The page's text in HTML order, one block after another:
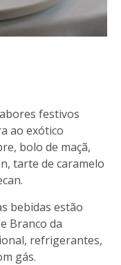
festivos
ao exótico
bolo de maçã,
tarte de caramelo
bebidas estão
Branco da
refrigerantes,
gás.